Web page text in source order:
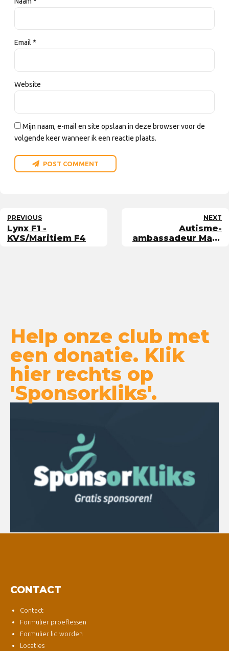
Email *
Website
Mijn naam, e-mail en site opslaan in deze browser voor de
volgende keer wanneer ik een reactie plaats.
POST COMMENT
PREVIOUS
Lynx F1 -
KVS/Maritiem F4
NEXT
Autisme-
ambassadeur Marc
Help onze club met
een donatie. Klik
hier rechts op
'Sponsorkliks'.
CONTACT
Contact
Formulier proeflessen
Formulier lid worden
Locaties